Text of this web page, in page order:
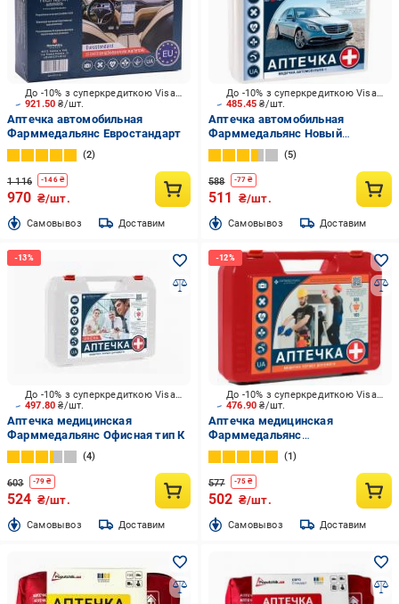
921.50₴/шт.
До -10% з суперкредиткою Visa Вигода
Аптечка автомобильная
Фарммедальянс Евростандарт
2
1 116 -146₴
970 ₴/шт.
Cамовывоз Доставим
485.45₴/шт.
До -10% з суперкредиткою Visa Вигода
Аптечка автомобильная
Фарммедальянс Новый
стандарт АМА-1
5
588 -77 ₴
511 ₴/шт.
Cамовывоз Доставим
497.80₴/шт.
До -10% з суперкредиткою Visa Вигода
Аптечка медицинская
Фарммедальянс Офисная тип К
4
603 -79 ₴
524 ₴/шт.
Cамовывоз Доставим
476.90₴/шт.
До -10% з суперкредиткою Visa Вигода
Аптечка медицинская
Фарммедальянс
Производственная
1
577 -75 ₴
502 ₴/шт.
Cамовывоз Доставим